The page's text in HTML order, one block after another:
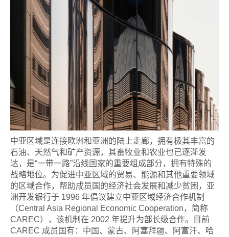
中亚区域是连接欧洲和亚洲的陆上走廊，拥有极其丰富的
石油、天然气和矿产资源，其畜牧业和农业也已逐渐发
达，是“一带一路”沿线国家的重要组成部分，拥有特殊的
战略地位。为促进中亚区域的贸易、能源和其他重要领域
的区域合作，帮助成员国的经济社会发展和减少贫困，亚
洲开发银行于 1996 年倡议建立中亚区域经济合作机制
（Central Asia Regional Economic Cooperation，简称
CAREC），该机制在 2002 年提升为部长级合作。目前
CAREC 成员国有：中国、蒙古、阿塞拜疆、阿富汗、哈